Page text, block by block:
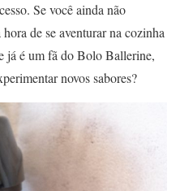
Se você ainda não
de se aventurar na cozinha
já é um fã do Bolo Ballerine,
novos sabores?